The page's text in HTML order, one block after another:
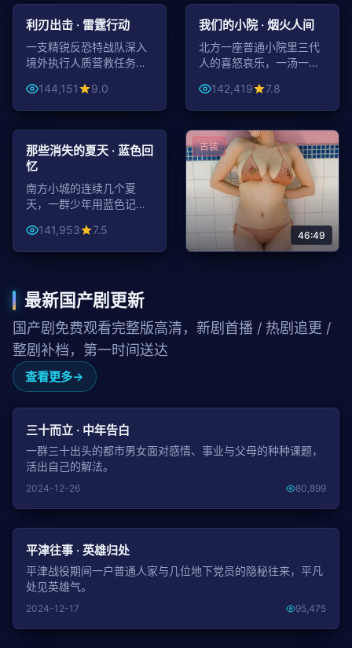
动作
利刃出击 · 雷霆行动
一支精锐反恐特战队深入
境外执行人质营救任务，
144,151 9.0
家庭
我们的小院 · 烟火人间
北方一座普通小院里三代
人的喜怒哀乐，一汤一饭
度。142,419 7.8
青春
98:08
那些消失的夏天 · 蓝色回
忆
南方小城的连续几个夏
天，一群少年用蓝色记忆
141,953 7.5
古装
46:49
的诗意青春。
141,771 9.1
最新国产剧更新
国产剧免费观看完整版高清，新剧首播 / 热剧追更 /
整剧补档，第一时间送达
查看更多
三十而立 · 中年告白
一群三十出头的都市男女面对感情、事业与父母的种种课题，
活出自己的解法。
2024-12-26 80,899
平津往事 · 英雄归处
平津战役期间一户普通人家与几位地下党员的隐秘往来，平凡
处见英雄气。
2024-12-17 95,475